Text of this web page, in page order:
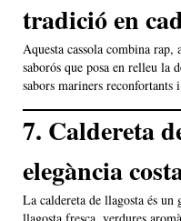
tradició en
Aquesta cassola combina
saborós que posa en relleu la
sabors mariners reconfortants
7. Caldereta
elegància
La caldereta de llagosta és